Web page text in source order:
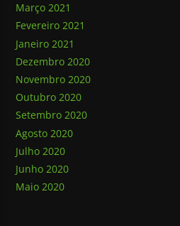
Março 2021
Fevereiro 2021
Janeiro 2021
Dezembro 2020
Novembro 2020
Outubro 2020
Setembro 2020
Agosto 2020
Julho 2020
Junho 2020
Maio 2020